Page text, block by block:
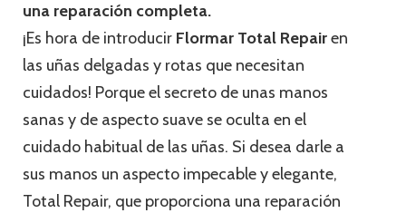
una reparación completa.
¡Es hora de introducir Flormar Total Repairen
las uñas delgadas y rotas que necesitan
cuidados! Porque el secreto de unas manos
sanas y de aspecto suave se oculta en el
cuidado habitual de las uñas. Si desea darle a
sus manos un aspecto impecable y elegante,
Total Repair, que proporciona una reparación